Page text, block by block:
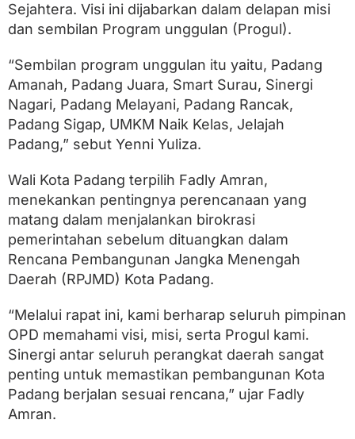
a
n
Sejahtera. Visi ini dijabarkan dalam delapan misi
dan sembilan Program unggulan (Progul).
“Sembilan program unggulan itu yaitu, Padang
Amanah, Padang Juara, Smart Surau, Sinergi
Nagari, Padang Melayani, Padang Rancak,
Padang Sigap, UMKM Naik Kelas, Jelajah
Padang,” sebut Yenni Yuliza.
Wali Kota Padang terpilih Fadly Amran,
menekankan pentingnya perencanaan yang
matang dalam menjalankan birokrasi
pemerintahan sebelum dituangkan dalam
Rencana Pembangunan Jangka Menengah
Daerah (RPJMD) Kota Padang.
“Melalui rapat ini, kami berharap seluruh pimpinan
OPD memahami visi, misi, serta Progul kami.
Sinergi antar seluruh perangkat daerah sangat
penting untuk memastikan pembangunan Kota
Padang berjalan sesuai rencana,” ujar Fadly
Amran.